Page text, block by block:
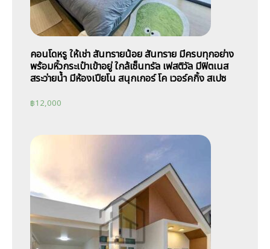
คอนโดหรู ให้เช่า สันทรายน้อย สันทราย มีครบทุกอย่าง
พร้อมหิ้วกระเป๋าเข้าอยู่ ใกล้เซ็นทรัล เฟสติวัล มีฟิตเนส
สระว่ายน้ำ มีห้องเปียโน สนุกเกอร์ โค เวอร์คกิ้ง สเปซ
฿12,000